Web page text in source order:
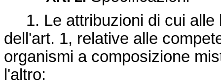
1. Le attribuzioni di cui alle
dell'art. 1, relative alle
organismi a composizione
l'altro: